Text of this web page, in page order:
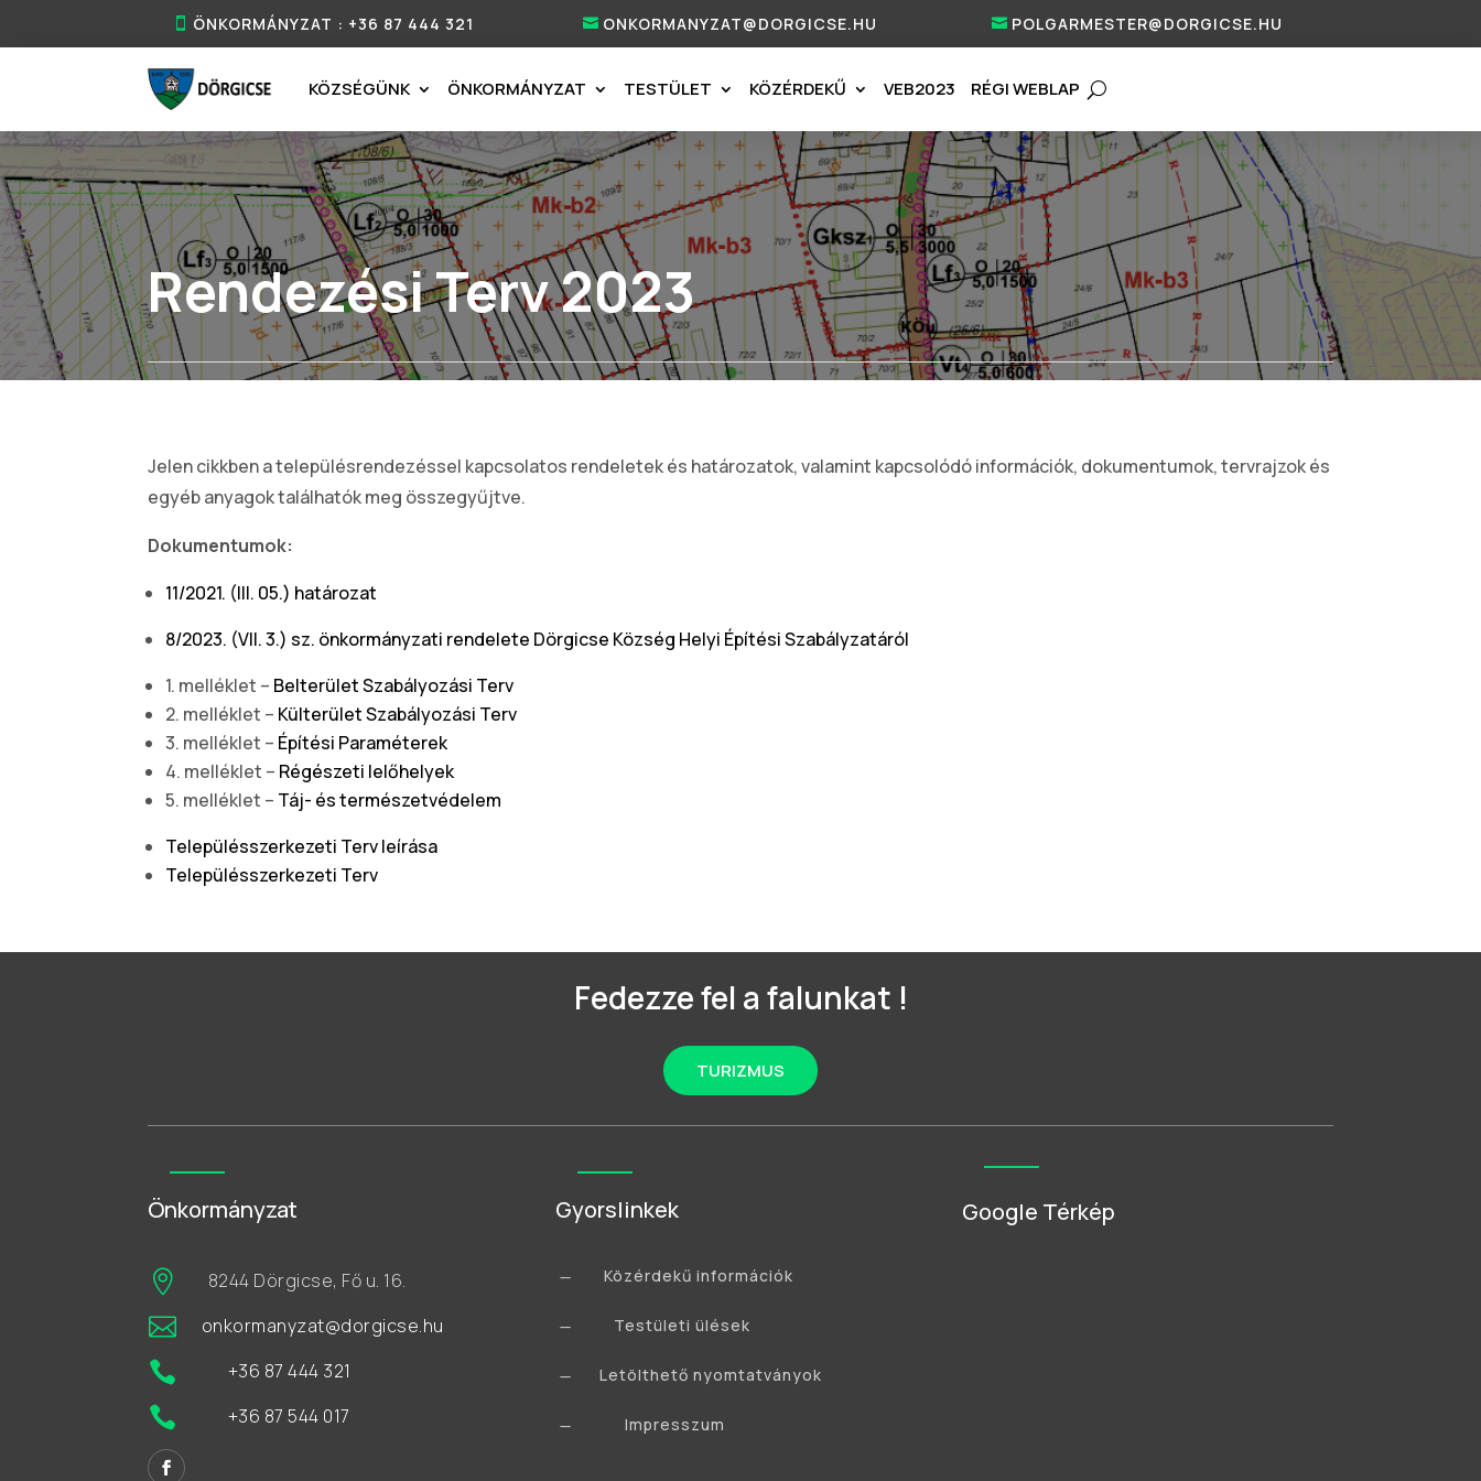
ÖNKORMÁNYZAT : +36 87 444 321 ONKORMANYZAT@DORGICSE.HU POLGARMESTER@DORGICSE.HU
KÖZSÉGÜNK ÖNKORMÁNYZAT TESTÜLET KÖZÉRDEKŰ VEB2023 RÉGI WEBLAP
Rendezési Terv 2023
Jelen cikkben a településrendezéssel kapcsolatos rendeletek és határozatok, valamint kapcsolódó információk, dokumentumok, tervrajzok és
egyéb anyagok találhatók meg összegyűjtve.
Dokumentumok:
11/2021. (III. 05.) határozat
8/2023. (VII. 3.) sz. önkormányzati rendelete Dörgicse Község Helyi Építési Szabályzatáról
1. melléklet – Belterület Szabályozási Terv
2. melléklet – Külterület Szabályozási Terv
3. melléklet – Építési Paraméterek
4. melléklet – Régészeti lelőhelyek
5. melléklet – Táj- és természetvédelem
Településszerkezeti Terv leírása
Településszerkezeti Terv
Fedezze fel a falunkat !
TURIZMUS
Önkormányzat
 8244 Dörgicse, Fő u. 16.
 onkormanyzat@dorgicse.hu
 +36 87 444 321
 +36 87 544 017
Gyorslinkek
K Közérdekű információk
K Testületi ülések
K Letölthető nyomtatványok
K Impresszum
Google Térkép